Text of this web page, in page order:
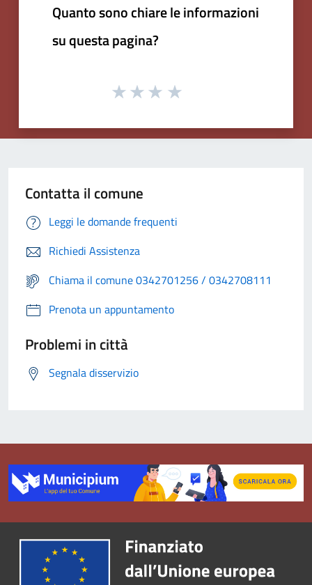
Quanto sono chiare le informazioni
su questa pagina?
Contatta il comune
Leggi le domande frequenti
Richiedi Assistenza
Chiama il comune 0342701256 / 0342708111
Prenota un appuntamento
Problemi in città
Segnala disservizio